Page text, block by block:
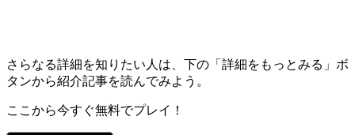
さらなる詳細を知りたい人は、下の 「詳細をもっとみる」 ボ
タンから紹介記事を読んでみよう。
ここから今すぐ無料でプレイ！